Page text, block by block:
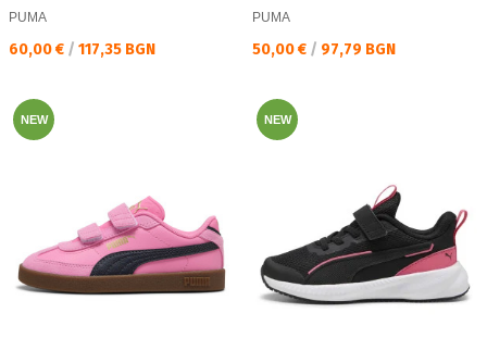
PUMA
Текуща цена:
60,00 € / 117,35 BGN
PUMA
Текуща цена:
50,00 € / 97,79 BGN
NEW NEW